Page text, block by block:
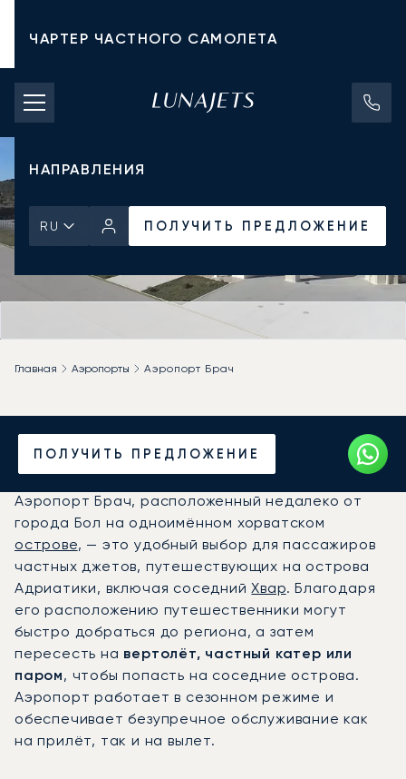
ЧАРТЕР ЧАСТНОГО САМОЛЕТА
СТОИМОСТЬ ЧАРТЕРА
ЧАСТНЫЕ САМОЛЕТЫ
НАПРАВЛЕНИЯ
RU ПОЛУЧИТЬ ПРЕДЛОЖЕНИЕ
ПОЛУЧИТЬ ПРЕДЛОЖЕНИЕ
Главная Аэропорты Аэропорт Брач
Частный джет в
аэропорт Брач (BWK)
Аэропорт Брач, расположенный недалеко от
города Бол на одноимённом хорватском
острове, — это удобный выбор для пассажиров
частных джетов, путешествующих на острова
Адриатики, включая соседнийХвар. Благодаря
его расположению путешественники могут
быстро добраться до региона, а затем
пересесть на вертолёт, частный катер или
паром, чтобы попасть на соседние острова.
Аэропорт работает в сезонном режиме и
обеспечивает безупречное обслуживание как
на прилёт, так и на вылет.